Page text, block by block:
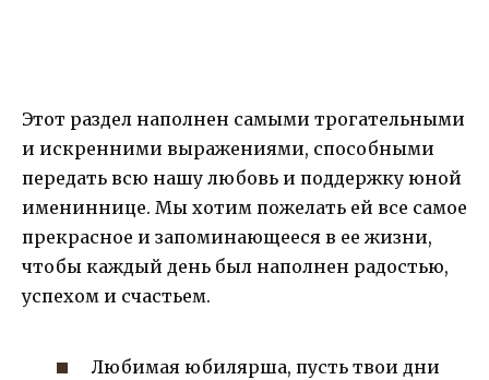
Этот раздел наполнен самыми трогательными
и искренними выражениями, способными
передать всю нашу любовь и поддержку юной
имениннице. Мы хотим пожелать ей все самое
прекрасное и запоминающееся в ее жизни,
чтобы каждый день был наполнен радостью,
успехом и счастьем.
Любимая юбилярша, пусть твои дни